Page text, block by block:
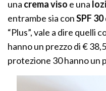
una crema viso e una
entrambe sia conSPF 30
“Plus”, vale a dire quelli
hanno un prezzo di €
protezione 30 hanno un